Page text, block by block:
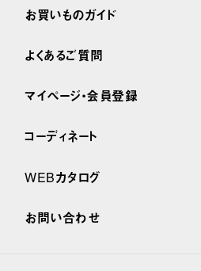
お買いものガイド
よくあるご質問
マイページ・会員登録
コーディネート
WEBカタログ
お問い合わせ